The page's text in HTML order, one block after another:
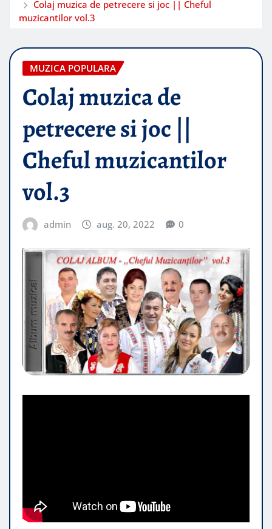
Colaj muzica de petrecere si joc || Cheful
muzicantilor vol.3
MUZICA POPULARA
Colaj muzica de
petrecere si joc ||
Cheful muzicantilor
vol.3
admin aug. 20, 2022 0